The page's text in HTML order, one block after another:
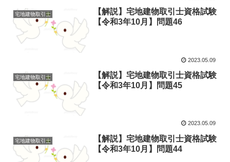
宅地建物取引士
【解説】宅地建物取引士資格試験
【令和3年10月】問題46
2023.05.09
宅地建物取引士
【解説】宅地建物取引士資格試験
【令和3年10月】問題45
2023.05.09
宅地建物取引士
【解説】宅地建物取引士資格試験
【令和3年10月】問題44